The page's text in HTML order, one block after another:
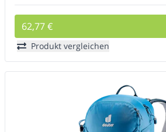
62,77 €
Produkt vergleichen